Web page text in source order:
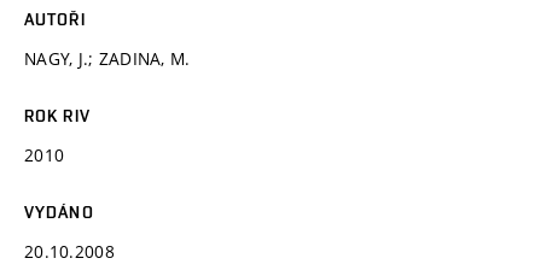
AUTOŘI
NAGY, J.; ZADINA, M.
ROK RIV
2010
VYDÁNO
20.10.2008